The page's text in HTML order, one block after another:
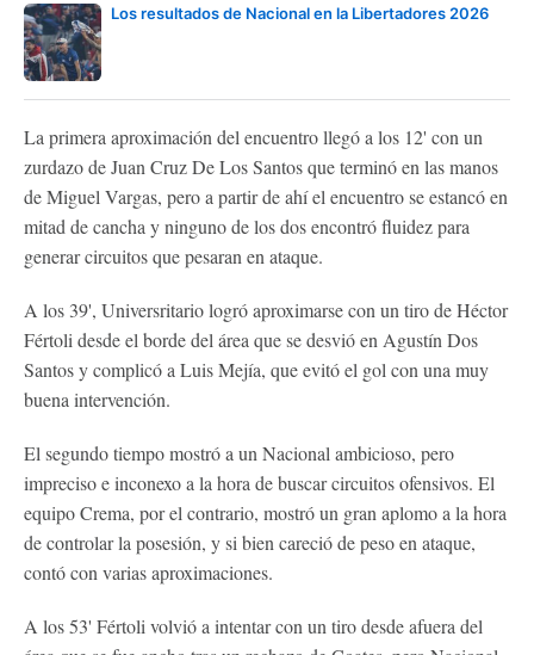
Los resultados de Nacional en la Libertadores 2026
La primera aproximación del encuentro llegó a los 12' con un
zurdazo de Juan Cruz De Los Santos que terminó en las manos
de Miguel Vargas, pero a partir de ahí el encuentro se estancó en
mitad de cancha y ninguno de los dos encontró fluidez para
generar circuitos que pesaran en ataque.
A los 39', Universritario logró aproximarse con un tiro de Héctor
Fértoli desde el borde del área que se desvió en Agustín Dos
Santos y complicó a Luis Mejía, que evitó el gol con una muy
buena intervención.
El segundo tiempo mostró a un Nacional ambicioso, pero
impreciso e inconexo a la hora de buscar circuitos ofensivos. El
equipo Crema, por el contrario, mostró un gran aplomo a la hora
de controlar la posesión, y si bien careció de peso en ataque,
contó con varias aproximaciones.
A los 53' Fértoli volvió a intentar con un tiro desde afuera del